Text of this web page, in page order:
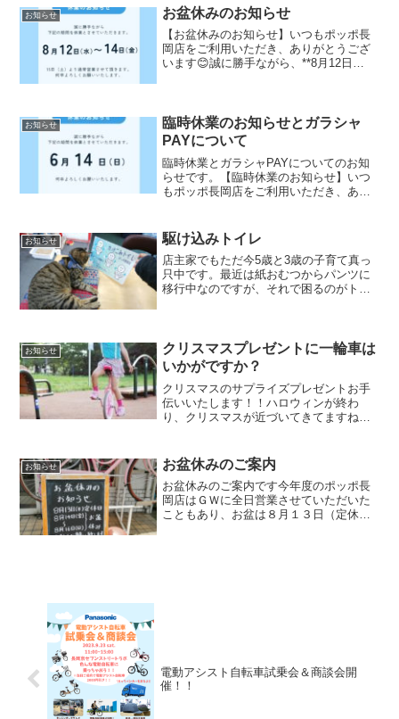
8835Kmと走行が125ccクラスでは少なく
状...
お知らせ お盆休みのお知らせ
【お盆休みのお知らせ】いつもポッポ長
岡店をご利用いただき、ありがとうござ
います😊誠に勝手ながら、**8月12日
理や点検が混...
お知らせ
臨時休業のお知らせとガラシャ
PAYについて
臨時休業とガラシャPAYについてのお知
らせです。【臨時休業のお知らせ】いつ
もポッポ長岡店をご利用いただき、あり
ていただきます。お客様にはご不便をお
かけいたしますが、...
お知らせ 駆け込みトイレ
店主家でもただ今5歳と3歳の子育て真っ
只中です。最近は紙おむつからパンツに
移行中なのですが、それで困るのがトイ
時、気軽に借りられ...
お知らせ
クリスマスプレゼントに一輪車は
いかがですか？
クリスマスのサプライズプレゼントお手
伝いいたします！！ハロウィンが終わ
り、クリスマスが近づいてきてますね。
のクリスマスは・・・ポッポがおすすめ
するクリスマスプレゼ...
お知らせ お盆休みのご案内
お盆休みのご案内です今年度のポッポ長
岡店はＧＷに全日営業させていただいた
こともあり、お盆は８月１３日（定休
電動アシスト自転車試乗会＆商談会開
催！！